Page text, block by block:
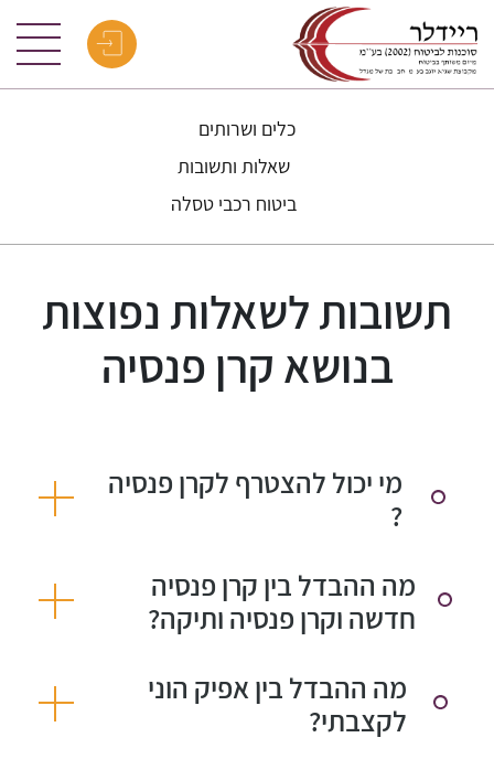
כלים ושרותים
שאלות ותשובות
ביטוח רכבי טסלה
תשובות לשאלות נפוצות
בנושא קרן פנסיה
מי יכול להצטרף לקרן פנסיה
?
מה ההבדל בין קרן פנסיה
חדשה וקרן פנסיה ותיקה?
מה ההבדל בין אפיק הוני
לקצבתי?